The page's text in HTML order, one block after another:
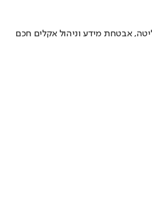
אבטחת מידע וניהול אקלים חכם